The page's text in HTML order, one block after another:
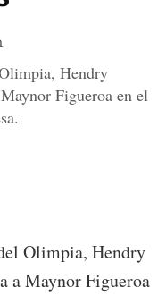
Hendry
Figueroa en el
Olimpia, Hendry
a Maynor Figueroa